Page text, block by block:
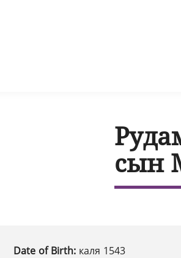
сын
Date of Birth: каля 1543